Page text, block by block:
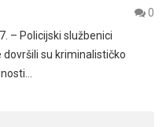
0
– Policijski službenici
su kriminalističko